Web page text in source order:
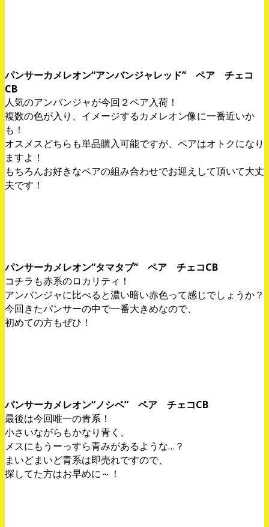
パンサーカメレオン“アンバンジャレッド” ペア チェコ
CB
人気のアンバンジャが今回２ペア入荷！
複数の色が入り、イメージするカメレオン像に一番近いか
も！
オスメスどちらも単品購入可能ですが、ペアはオトクになり
ますよ！
もちろんお好きなペアの組み合わせでお迎えして頂いて大丈
夫です！
パンサーカメレオン“タマタブ” ペア チェコCB
コチラも赤系のロカリティ！
アンバンジャに比べると濃い暗い赤色って感じでしょうか？
今回きたパンサーの中で一番大きめなので、
初めての方もぜひ！
パンサーカメレオン“ノシベ” ペア チェコCB
最後は今回唯一の青系！
小さいながらもかなり青く、
メスにもうーっすら青みがあるような…？
まいどまいど青系は即売れですので、
探してた方はお早めに～！